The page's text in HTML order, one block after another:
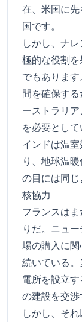
在、米国に
国です。
しかし、ナ
極的な役割
でもありま
間を確保す
ーストラリ
を必要として
インドは温
り、地球温
の目には同じ
核協力
フランスは
りだ。ニュ
場の購入に
続いている
電所を設立
の建設を交渉
しかし、そ